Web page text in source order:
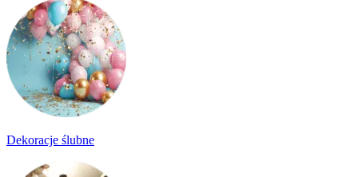
Dekoracje ślubne